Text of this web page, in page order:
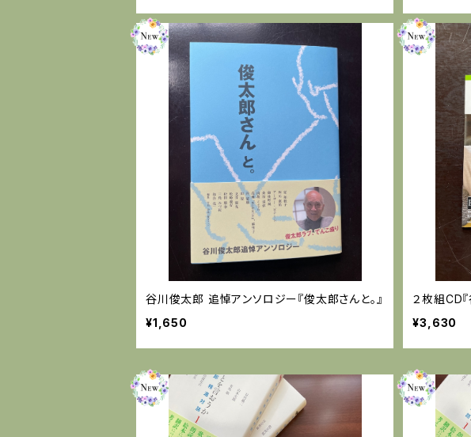
谷川俊太郎 追悼アンソロジー『俊太郎さんと。』
¥1,650
２枚組CD
¥3,630